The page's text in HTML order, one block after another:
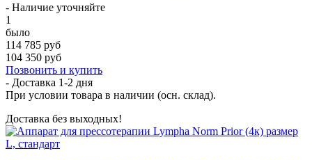
- Наличие уточняйте
1
было
114 785 руб
104 350 руб
Позвонить и купить
- Доставка 1-2 дня
При условии товара в наличии (осн. склад).
Доставка без выходных!